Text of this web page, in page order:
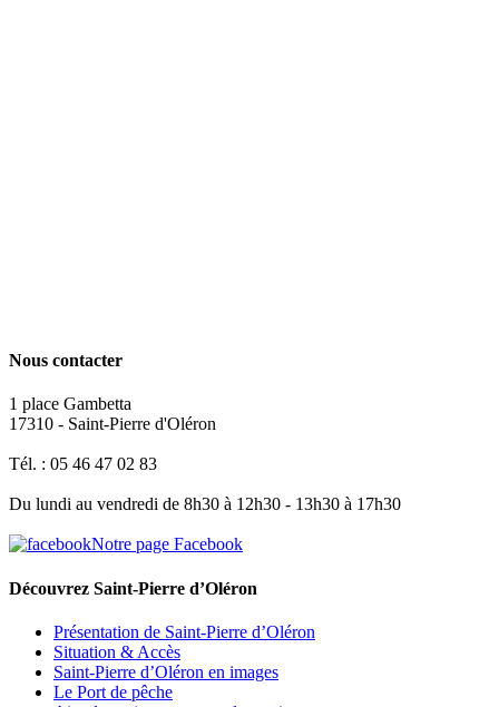
Nous contacter
1 place Gambetta
17310 - Saint-Pierre d'Oléron
Tél. : 05 46 47 02 83
Du lundi au vendredi de 8h30 à 12h30 - 13h30 à 17h30
Notre page Facebook
Découvrez Saint-Pierre d’Oléron
Présentation de Saint-Pierre d’Oléron
Situation & Accès
Saint-Pierre d’Oléron en images
Le Port de pêche